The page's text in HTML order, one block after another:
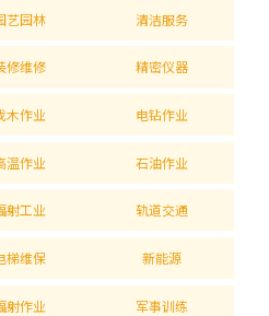
艺园林 清洁服务
修维修 精密仪器
木作业 电钻作业
温作业 石油作业
射工业 轨道交通
梯维保 新能源
射作业 军事训练